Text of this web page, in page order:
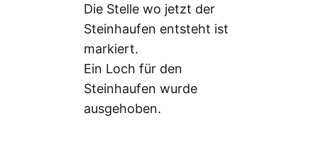
Die Stelle wo jetzt der
Steinhaufen entsteht ist
markiert.
Ein Loch für den
Steinhaufen wurde
ausgehoben.